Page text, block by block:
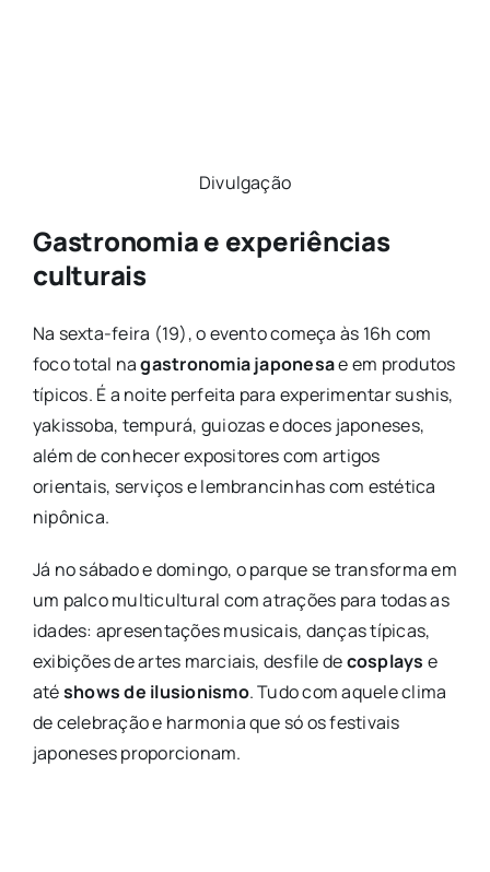
Divulgação
Gastronomia e experiências
culturais
Na sexta-feira (19), o evento começa às 16h com
foco total nagastronomia japonesae em produtos
típicos. É a noite perfeita para experimentar sushis,
yakissoba, tempurá, guiozas e doces japoneses,
além de conhecer expositores com artigos
orientais, serviços e lembrancinhas com estética
nipônica.
Já no sábado e domingo, o parque se transforma em
um palco multicultural com atrações para todas as
idades: apresentações musicais, danças típicas,
exibições de artes marciais, desfile decosplays e
atéshows de ilusionismo. Tudo com aquele clima
de celebração e harmonia que só os festivais
japoneses proporcionam.